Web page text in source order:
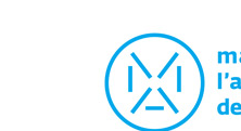
La
La promotion
contemporaine